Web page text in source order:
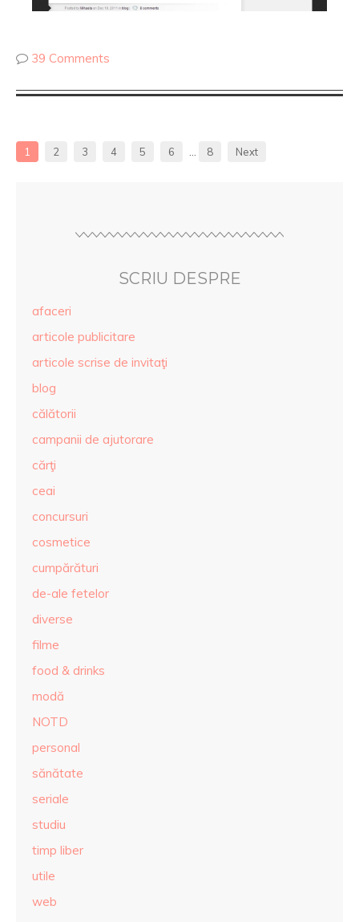
39 Comments
1 2 3 4 5 6 8 Next
SCRIU DESPRE
afaceri
articole publicitare
articole scrise de invitaţi
blog
călătorii
campanii de ajutorare
cărţi
ceai
concursuri
cosmetice
cumpărături
de-ale fetelor
diverse
filme
food & drinks
modă
NOTD
personal
sănătate
seriale
studiu
timp liber
utile
web